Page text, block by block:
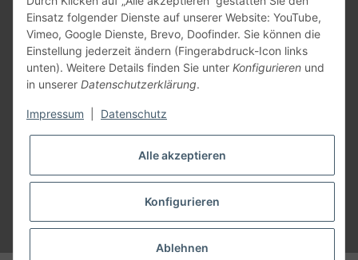
* Alle Preise inkl. gesetzlicher USt., zzgl.Versand
Einsatz folgender Dienste auf unserer Website: YouTube,
Vimeo, Google Dienste, Brevo, Doofinder. Sie können die
Einstellung jederzeit ändern (Fingerabdruck-Icon links
unten). Weitere Details finden Sie unter Konfigurieren und
in unserer Datenschutzerklärung.
Impressum Datenschutz
Alle akzeptieren
Konfigurieren
Ablehnen